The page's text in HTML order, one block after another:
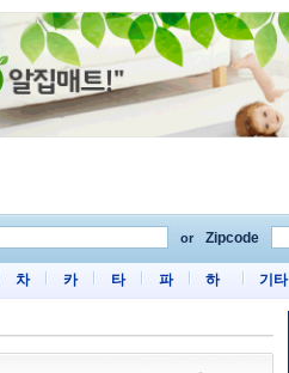
or Zipcode
차 카 타 파 하 기타